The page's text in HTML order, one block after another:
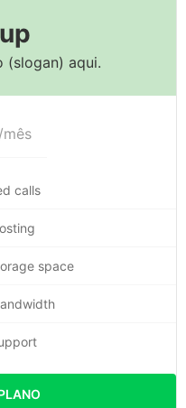
(slogan) aqui.
/mês
calls
space